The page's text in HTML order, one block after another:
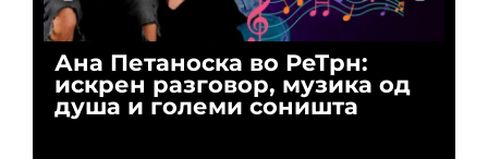
Ана Петаноска во РеТрн:
искрен разговор, музика од
душа и големи соништа